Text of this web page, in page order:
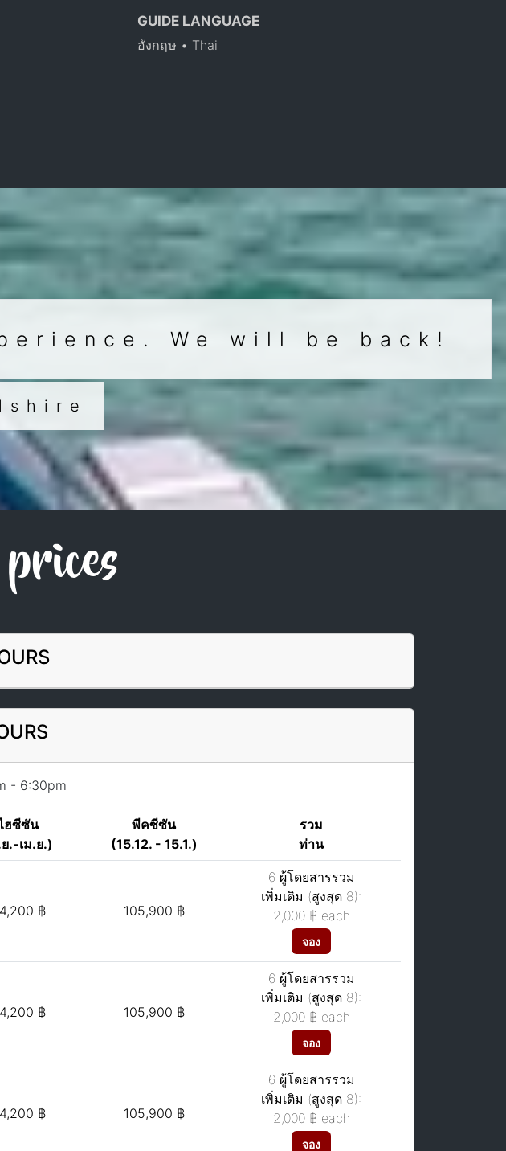
GUIDE LANGUAGE
อังกฤษ • Thai
We will be back!
- 6:30pm
ฮซีซัน
.-เม.ย.)
พีคซีซัน
(15.12. - 15.1.)
รวม
ท่าน
฿ 105,900 ฿
6 ผู้โดยสารรวม
เพิ่มเติม (สูงสุด 8):
2,000 ฿ each
จอง
฿ 105,900 ฿
6 ผู้โดยสารรวม
เพิ่มเติม (สูงสุด 8):
2,000 ฿ each
จอง
฿ 105,900 ฿
6 ผู้โดยสารรวม
เพิ่มเติม (สูงสุด 8):
2,000 ฿ each
จอง